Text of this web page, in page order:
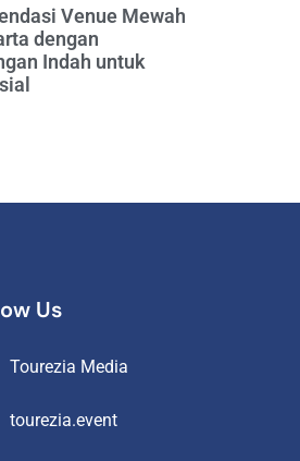
Venue Mewah
dengan
Indah untuk
Us
Tourezia Media
tourezia.event